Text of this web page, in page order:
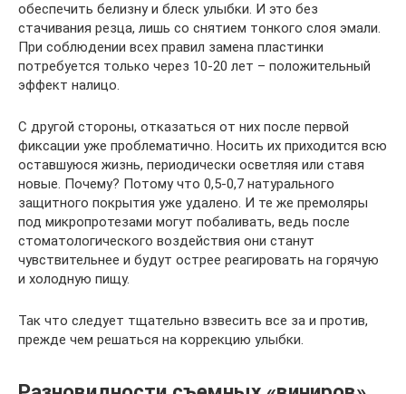
обеспечить белизну и блеск улыбки. И это без
стачивания резца, лишь со снятием тонкого слоя эмали.
При соблюдении всех правил замена пластинки
потребуется только через 10-20 лет – положительный
эффект налицо.
С другой стороны, отказаться от них после первой
фиксации уже проблематично. Носить их приходится всю
оставшуюся жизнь, периодически осветляя или ставя
новые. Почему? Потому что 0,5-0,7 натурального
защитного покрытия уже удалено. И те же премоляры
под микропротезами могут побаливать, ведь после
стоматологического воздействия они станут
чувствительнее и будут острее реагировать на горячую
и холодную пищу.
Так что следует тщательно взвесить все за и против,
прежде чем решаться на коррекцию улыбки.